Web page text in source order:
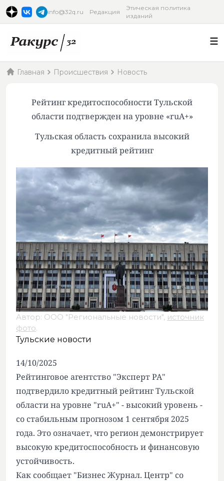
info@32q.ru Редакция
Этическая политика
изданий
Главная Происшествия Новость
Рейтинг кредитоспособности Тульской
области подтвержден на уровне «ruA+»
Тульская область сохранила высокий
кредитный рейтинг
Автор: ООО "Региональные новости", источник
фото.
Тульские новости
14/10/2025
Рейтинговое агентство "Эксперт РА"
подтвердило кредитный рейтинг Тульской
области на уровне "ruA+" - высокий уровень -
со стабильным прогнозом 1 сентября 2025
года. Это означает, что регион демонстрирует
высокую кредитоспособность и финансовую
устойчивость.
Как сообщает "Бизнес Журнал. Центр" со